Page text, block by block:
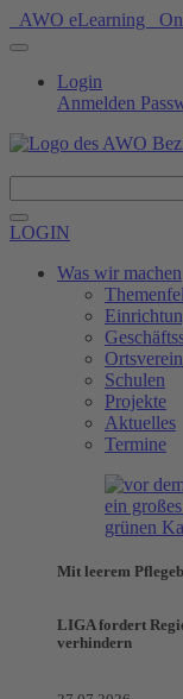
AWO eLearning
Login
Anmelden
LOGIN
Was wir machen
Schulen
Projekte
Aktuelles
Termine
Mit leerem
LIGA fordert
verhindern